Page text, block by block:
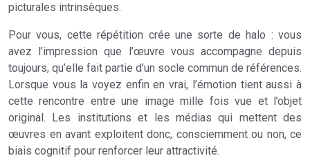
picturales intrinsèques.
Pour vous, cette répétition crée une sorte de halo : vous
avez l’impression que l’œuvre vous accompagne depuis
toujours, qu’elle fait partie d’un socle commun de références.
Lorsque vous la voyez enfin en vrai, l’émotion tient aussi à
cette rencontre entre une image mille fois vue et l’objet
original. Les institutions et les médias qui mettent des
œuvres en avant exploitent donc, consciemment ou non, ce
biais cognitif pour renforcer leur attractivité.